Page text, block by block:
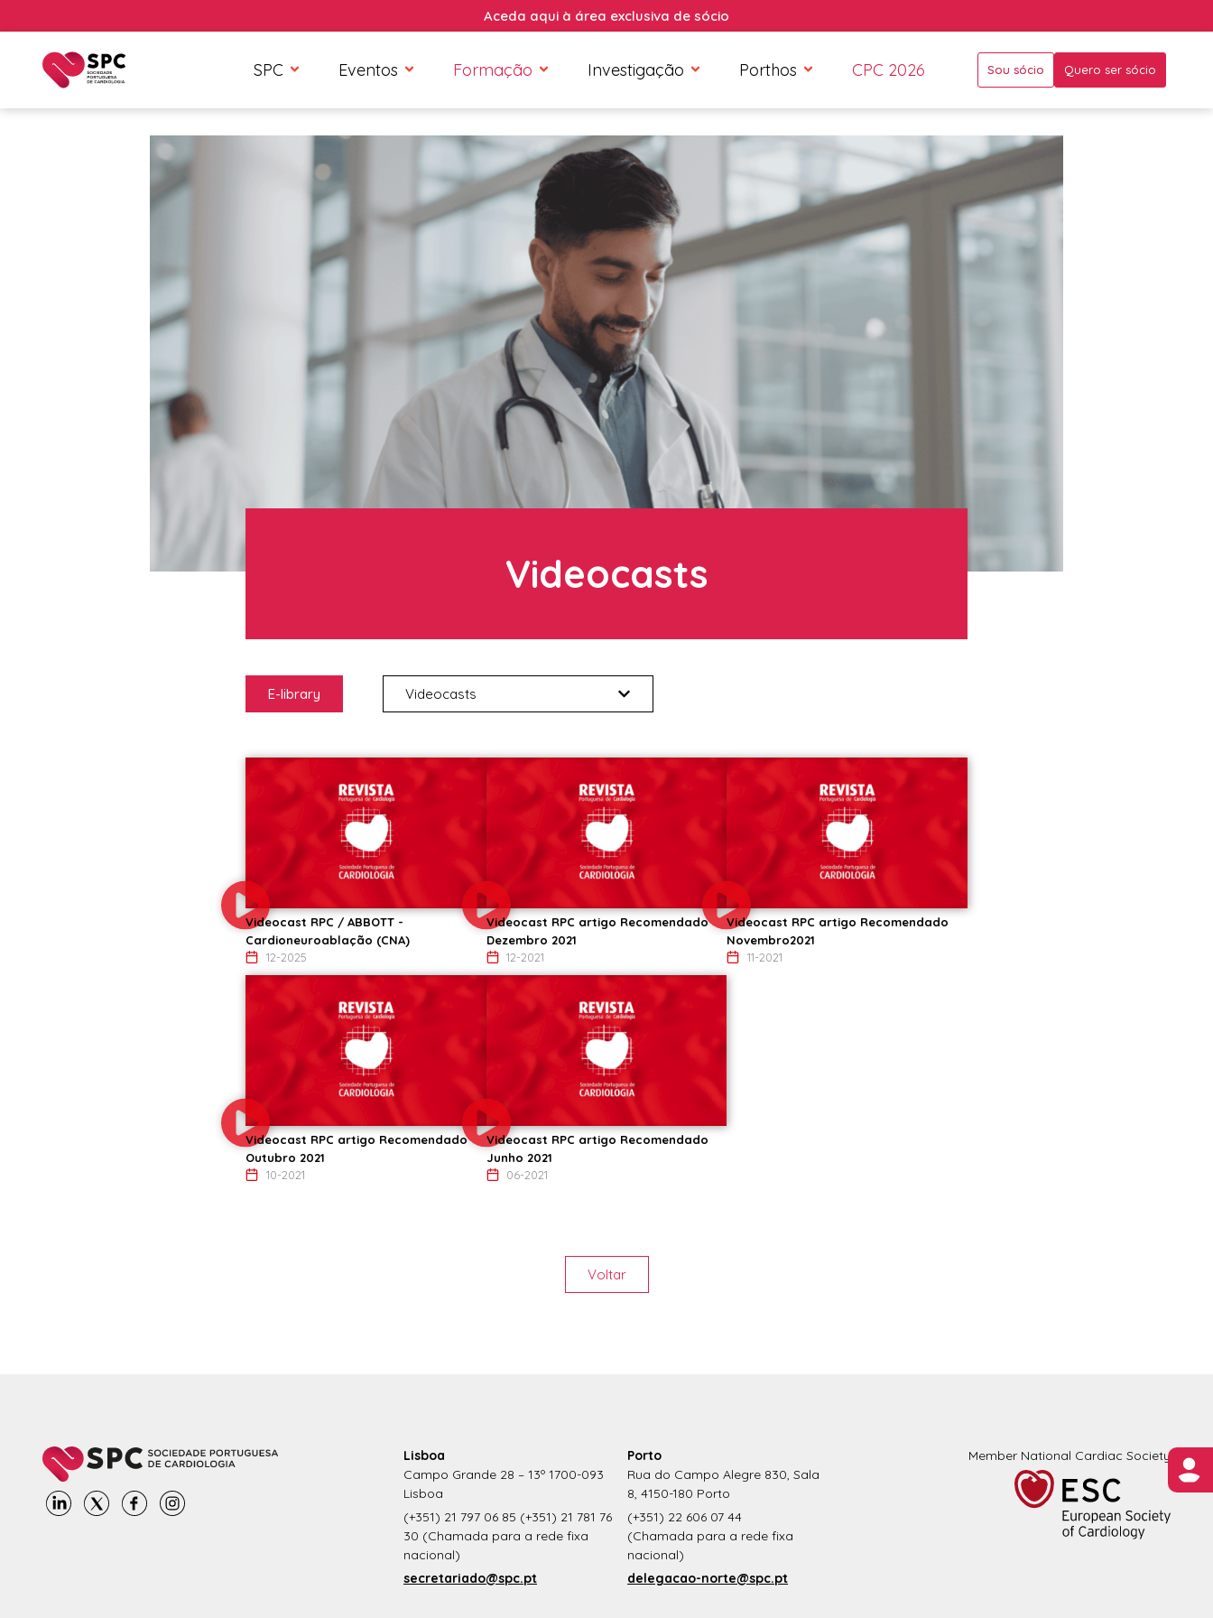
Aceda aqui à área exclusiva de sócio
SPC Eventos Formação Investigação Porthos CPC 2026 Sou sócio Quero ser sócio
Videocasts
E-library Videocasts
Videocast RPC / ABBOTT -
Cardioneuroablação (CNA)
12-2025
Videocast RPC artigo Recomendado
Dezembro 2021
12-2021
Videocast RPC artigo Recomendado
Novembro2021
11-2021
Videocast RPC artigo Recomendado
Outubro 2021
10-2021
Videocast RPC artigo Recomendado
Junho 2021
06-2021
Voltar
Lisboa
Campo Grande 28 – 13º 1700-093
Lisboa
(+351) 21 797 06 85 (+351) 21 781 76
30 (Chamada para a rede fixa
nacional)
secretariado@spc.pt
Porto
Rua do Campo Alegre 830, Sala
8, 4150-180 Porto
(+351) 22 606 07 44
(Chamada para a rede fixa
nacional)
delegacao-norte@spc.pt
Member National Cardiac Society